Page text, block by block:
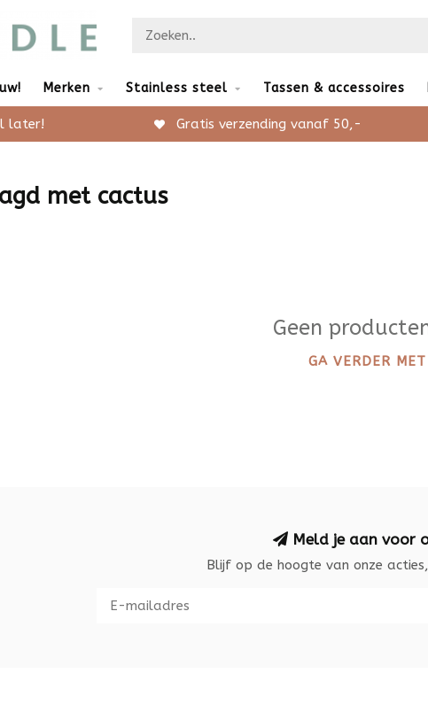
Merken Stainless steel Tassen & accessoires
later! Gratis verzending vanaf 50,-
met cactus
Geen
GA VERDER
Meld je aan voor
Blijf op de hoogte van onze